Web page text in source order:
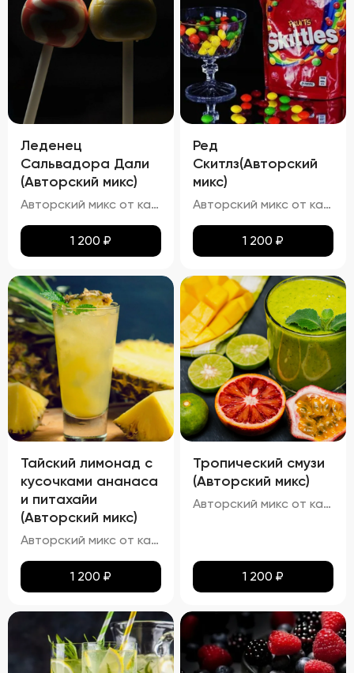
Леденец
Сальвадора Дали
(Авторский микс)
Авторский микс от кальянных мастеров - Авторский Твист наших резидентов, Chupa Chups- Этот освежающий напиток в точности имитирует вкус леденца "Чупа Чупс" со вкусом винограда и чёрной смородины
1 200 ₽
Ред
Скитлз(Авторский
микс)
Авторский микс от кальянных мастеров - Вкусный мир Skittles -- попробуй радугу
1 200 ₽
Тайский лимонад с
кусочками ананаса
и питахайи
(Авторский микс)
Авторский микс от кальянных мастеров - Свежий коктейль с ярким ананасовым шейком и ноткой питахайи
1 200 ₽
Тропический смузи
(Авторский микс)
Авторский микс от кальянных мастеров - Тропический коктейль на основе ананаса с добавлением ягоды асаи, малины ,лайма и кусочков дыни
1 200 ₽